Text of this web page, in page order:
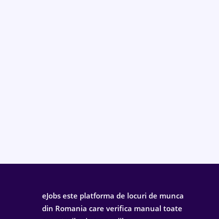
eJobs este platforma de locuri de munca
din Romania care verifica manual toate